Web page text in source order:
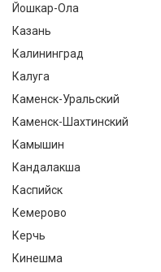
Йошкар-Ола
Казань
Калининград
Калуга
Каменск-Уральский
Каменск-Шахтинский
Камышин
Кандалакша
Каспийск
Кемерово
Керчь
Кинешма